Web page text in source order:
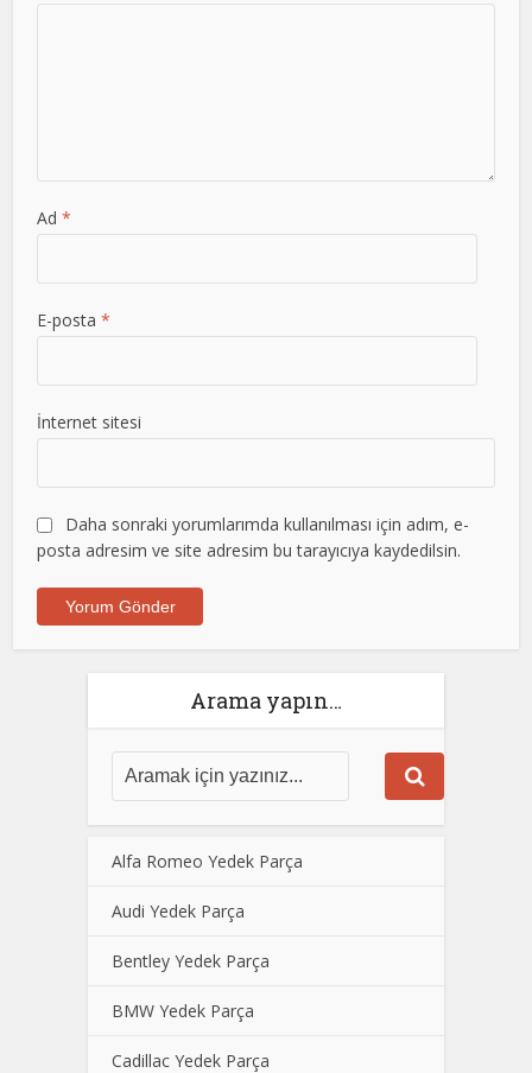
Ad*
E-posta*
İnternet sitesi
Daha sonraki yorumlarımda kullanılması için adım, e-
posta adresim ve site adresim bu tarayıcıya kaydedilsin.
Arama yapın…
Alfa Romeo Yedek Parça
Audi Yedek Parça
Bentley Yedek Parça
BMW Yedek Parça
Cadillac Yedek Parça